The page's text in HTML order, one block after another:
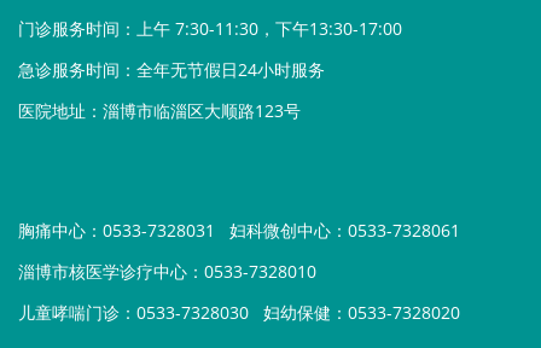
门诊服务时间：上午 7:30-11:30，下午13:30-17:00
急诊服务时间：全年无节假日24小时服务
医院地址：淄博市临淄区大顺路123号
胸痛中心：0533-7328031
妇科微创中心：0533-7328061
淄博市核医学诊疗中心：0533-7328010
儿童哮喘门诊：0533-7328030
妇幼保健：0533-7328020